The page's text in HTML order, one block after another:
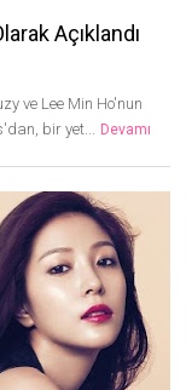
Açıklandı
ve Lee Min Ho'nun
bir yet... Devamı